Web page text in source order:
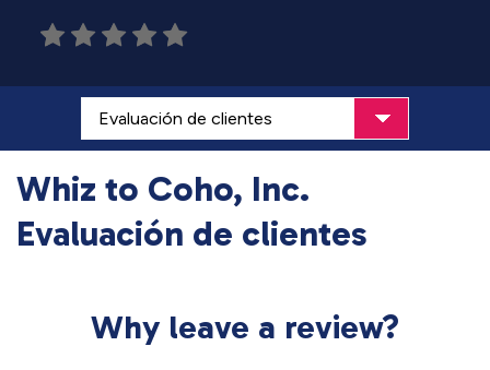
Whiz to Coho, Inc.
Evaluación de clientes
Why leave a review?